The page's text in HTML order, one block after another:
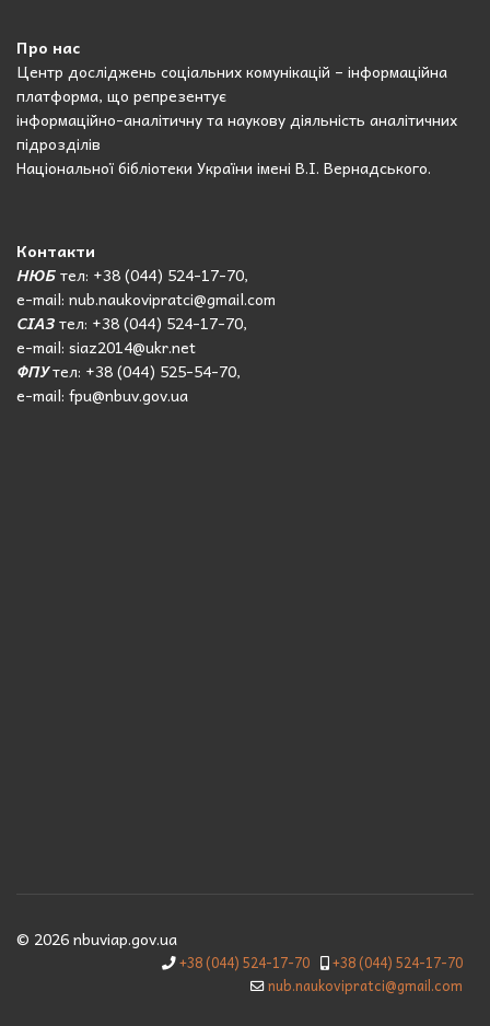
Про нас
Центр досліджень соціальних комунікацій – інформаційна
платформа, що репрезентує
інформаційно-аналітичну та наукову діяльність аналітичних
підрозділів
Національної бібліотеки України імені В.І. Вернадського.
Контакти
НЮБтел: +38 (044) 524-17-70,
e-mail: nub.naukovipratci@gmail.com
СІАЗтел: +38 (044) 524-17-70,
e-mail: siaz2014@ukr.net
ФПУтел: +38 (044) 525-54-70,
e-mail: fpu@nbuv.gov.ua
© 2026 nbuviap.gov.ua
+38 (044) 524-17-70
+38 (044) 524-17-70
nub.naukovipratci@gmail.com